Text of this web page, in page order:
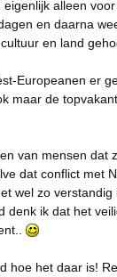
alleen
en daarna
en land
Europeanen er
maar de
van mensen dat
dat conflict met
wel zo
denk ik dat het
hoe het daar is!